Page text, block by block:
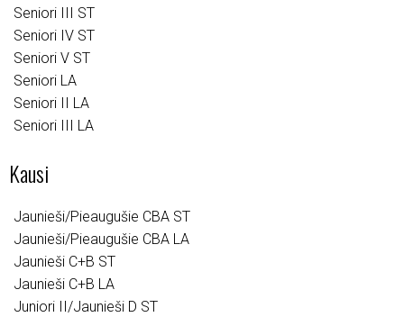
Seniori III ST
Seniori IV ST
Seniori V ST
Seniori LA
Seniori II LA
Seniori III LA
Kausi
Jaunieši/Pieaugušie CBA ST
Jaunieši/Pieaugušie CBA LA
Jaunieši C+B ST
Jaunieši C+B LA
Juniori II/Jaunieši D ST